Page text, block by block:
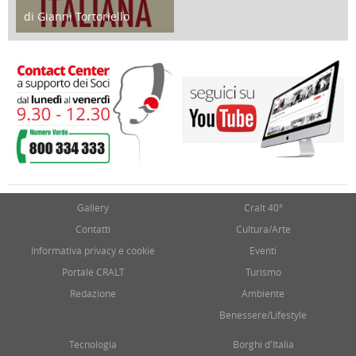
di Gianni Tortoriello
17 Marzo 2018
Gallery
Contatti
Informativa privacy e cookie
Portale CRALT
Redazione
Cralt 40°
Cultura/Arte
Eventi
Turismo
Ambiente
Benessere/Lifestyle
Tecnologia Borghi d'Italia